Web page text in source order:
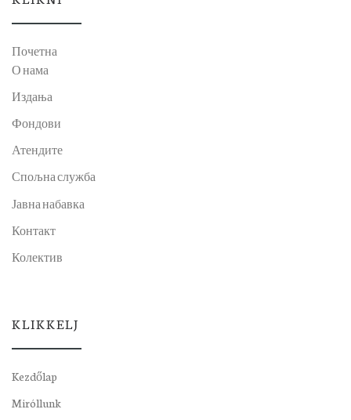
Почетна
О нама
Издања
Фондови
Атендите
Спољна служба
Јавна набавка
Контакт
Колектив
KLIKKELJ
Kezdőlap
Miróllunk